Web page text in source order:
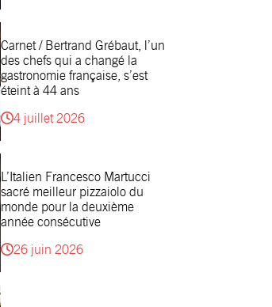
Carnet / Bertrand Grébaut, l’un
des chefs qui a changé la
gastronomie française, s’est
éteint à 44 ans
4 juillet 2026
L’Italien Francesco Martucci
sacré meilleur pizzaiolo du
monde pour la deuxième
année consécutive
26 juin 2026